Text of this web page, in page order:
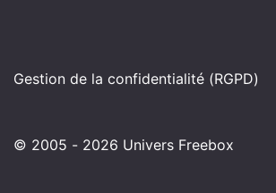
Gestion de la confidentialité (RGPD)
© 2005 - 2026 Univers Freebox